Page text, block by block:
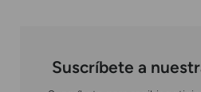
Suscríbete a